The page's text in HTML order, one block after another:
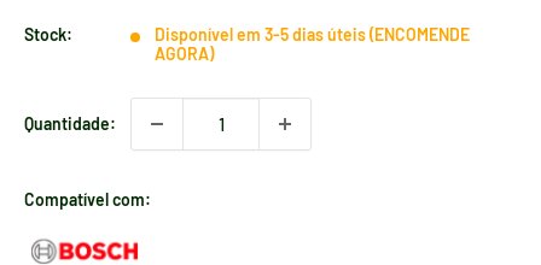
venda
Stock:
Disponível em 3-5 dias úteis (ENCOMENDE
AGORA)
Quantidade:
Compatível com: